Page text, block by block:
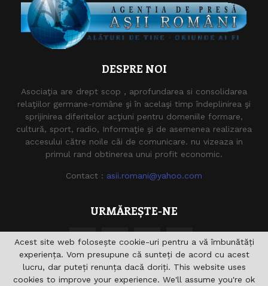
DESPRE NOI
Asociaţia are drept scop , aprofundarea si consolidarea
relaţiilor germane-române şi în acelaşi timp îndeplinirea şi
sprijinirea diferitelor acţiuni pentru domeniile formare,
cultură, sport, radio, Informaţie şi de asemenea realizarea
accesului către noile căi de comunicare. nu vizeaza in
primul rand obtinerea unui profit economic.
Contact : asii.romani@yahoo.com
URMĂREȘTE-NE
Acest site web folosește cookie-uri pentru a vă îmbunătăți
experiența. Vom presupune că sunteți de acord cu acest
lucru, dar puteți renunța dacă doriți. This website uses
cookies to improve your experience. We'll assume you're ok